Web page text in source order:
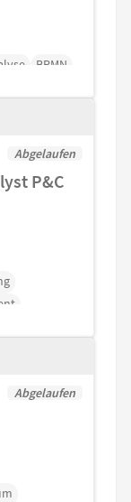
BPMN
Abgelaufen
P&C
Abgelaufen